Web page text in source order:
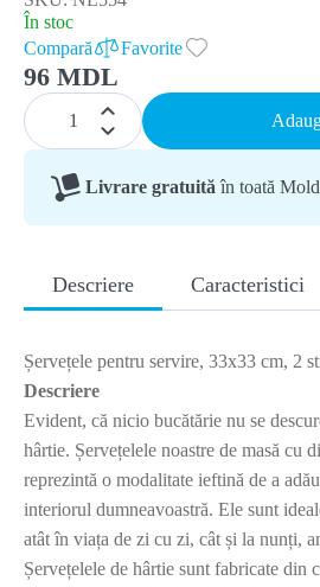
În stoc
Compară
Favorite
96 MDL
Livrare gratuită în toată
Descriere Caracteristici
Șervețele pentru servire, 33x33 cm, 2
Descriere
Evident, că nicio bucătărie nu se
hârtie. Șervețelele noastre de masă cu
reprezintă o modalitate ieftină de a
interiorul dumneavoastră. Ele sunt
atât în viața de zi cu zi, cât și la nunți,
Șervețelele de hârtie sunt fabricate din